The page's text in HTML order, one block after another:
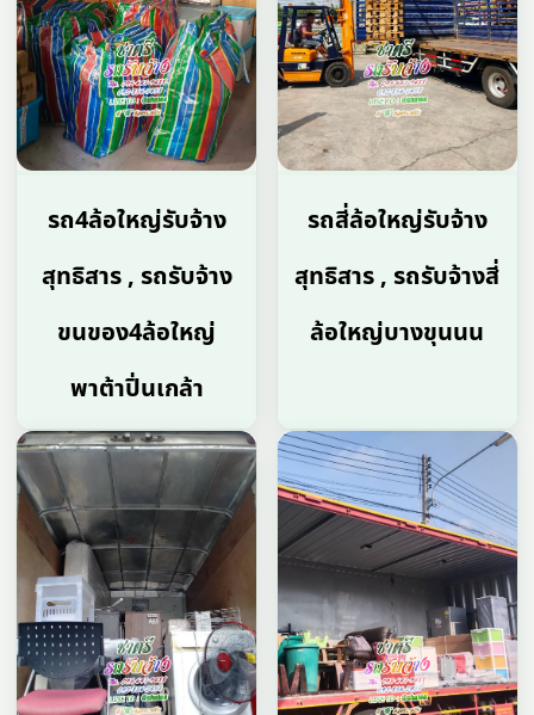
รถ4ล้อใหญ่รับจ้าง
สุทธิสาร , รถรับจ้าง
ขนของ4ล้อใหญ่
พาต้าปิ่นเกล้า
รถสี่ล้อใหญ่รับจ้าง
สุทธิสาร , รถรับจ้างสี่
ล้อใหญ่บางขุนนน